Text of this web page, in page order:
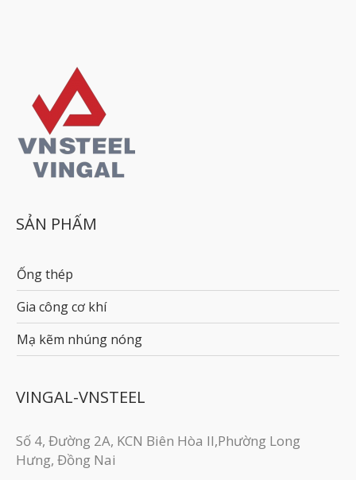
SẢN PHẨM
Ống thép
Gia công cơ khí
Mạ kẽm nhúng nóng
VINGAL-VNSTEEL
Số 4, Đường 2A, KCN Biên Hòa II,Phường Long
Hưng, Đồng Nai